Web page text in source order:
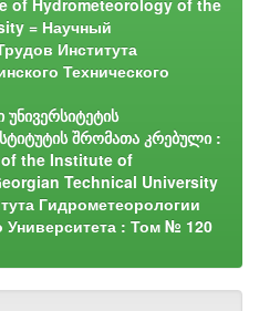
of Hydrometeorology of the
= Научный
Института
Технического
შრომათა კრებული :
of the Institute of
Technical University
Гидрометеорологии
Университета : Том № 120